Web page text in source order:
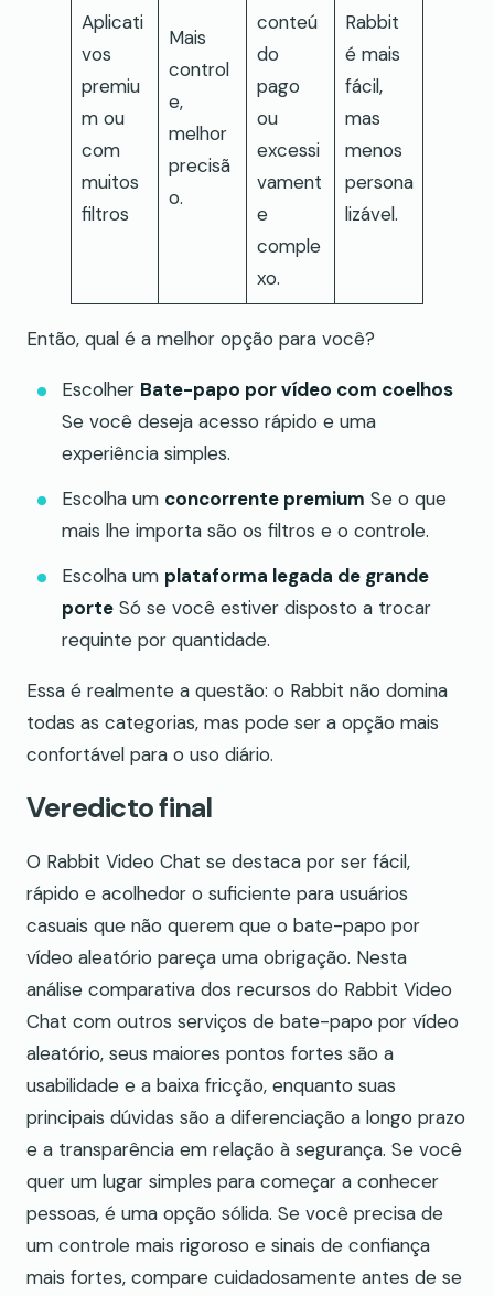
Aplicati
vos
premiu
m ou
com
muitos
filtros
Mais
control
e,
melhor
precisã
o.
conteú
do
pago
ou
excessi
vament
e
comple
xo.
Rabbit
é mais
fácil,
mas
menos
persona
lizável.
Então, qual é a melhor opção para você?
Escolher Bate-papo por vídeo com coelhos
Se você deseja acesso rápido e uma
experiência simples.
Escolha um concorrente premium Se o que
mais lhe importa são os filtros e o controle.
Escolha um plataforma legada de grande
porte Só se você estiver disposto a trocar
requinte por quantidade.
Essa é realmente a questão: o Rabbit não domina
todas as categorias, mas pode ser a opção mais
confortável para o uso diário.
Veredicto final
O Rabbit Video Chat se destaca por ser fácil,
rápido e acolhedor o suficiente para usuários
casuais que não querem que o bate-papo por
vídeo aleatório pareça uma obrigação. Nesta
análise comparativa dos recursos do Rabbit Video
Chat com outros serviços de bate-papo por vídeo
aleatório, seus maiores pontos fortes são a
usabilidade e a baixa fricção, enquanto suas
principais dúvidas são a diferenciação a longo prazo
e a transparência em relação à segurança. Se você
quer um lugar simples para começar a conhecer
pessoas, é uma opção sólida. Se você precisa de
um controle mais rigoroso e sinais de confiança
mais fortes, compare cuidadosamente antes de se